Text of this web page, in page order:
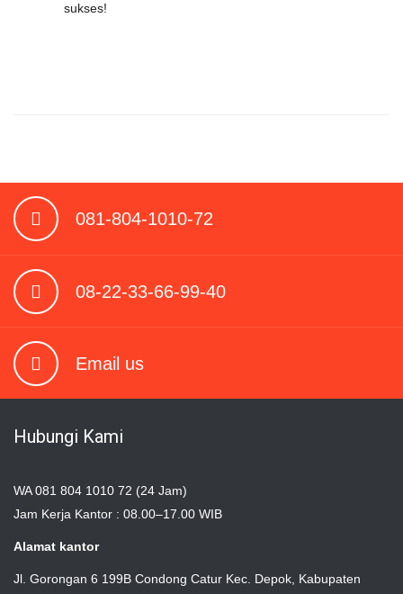
sukses!
081-804-1010-72
08-22-33-66-99-40
Email us
Hubungi Kami
WA 081 804 1010 72 (24 Jam)
Jam Kerja Kantor : 08.00–17.00 WIB
Alamat kantor
Jl. Gorongan 6 199B Condong Catur Kec. Depok, Kabupaten